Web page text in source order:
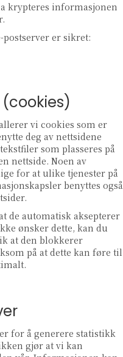
krypteres informasjonen
postserver er sikret:
vi cookies som er
deg av nettsidene
som plasseres på
nettside. Noen av
for at ulike tjenester på
benyttes også
de automatisk aksepterer
ønsker dette, kan du
at den blokkerer
på at dette kan føre til
for å generere statistikk
gjør at vi kan